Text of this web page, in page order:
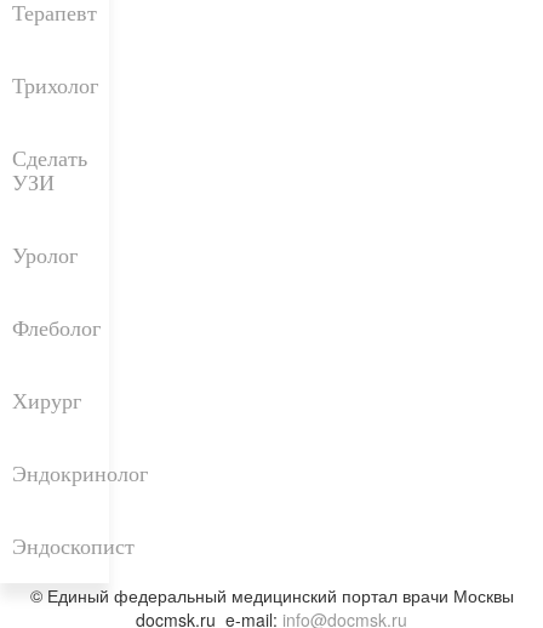
Терапевт
Трихолог
Сделать
УЗИ
Уролог
Флеболог
Хирург
Эндокринолог
Эндоскопист
© Единый федеральный медицинский портал врачи Москвы
docmsk.ru e-mail: info@docmsk.ru